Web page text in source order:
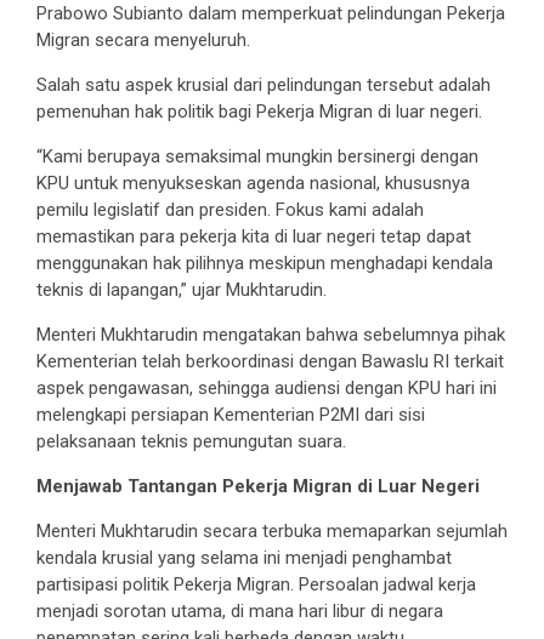
Prabowo Subianto dalam memperkuat pelindungan Pekerja
Migran secara menyeluruh.
Salah satu aspek krusial dari pelindungan tersebut adalah
pemenuhan hak politik bagi Pekerja Migran di luar negeri.
“Kami berupaya semaksimal mungkin bersinergi dengan
KPU untuk menyukseskan agenda nasional, khususnya
pemilu legislatif dan presiden. Fokus kami adalah
memastikan para pekerja kita di luar negeri tetap dapat
menggunakan hak pilihnya meskipun menghadapi kendala
teknis di lapangan,” ujar Mukhtarudin.
Menteri Mukhtarudin mengatakan bahwa sebelumnya pihak
Kementerian telah berkoordinasi dengan Bawaslu RI terkait
aspek pengawasan, sehingga audiensi dengan KPU hari ini
melengkapi persiapan Kementerian P2MI dari sisi
pelaksanaan teknis pemungutan suara.
Menjawab Tantangan Pekerja Migran di Luar Negeri
Menteri Mukhtarudin secara terbuka memaparkan sejumlah
kendala krusial yang selama ini menjadi penghambat
partisipasi politik Pekerja Migran. Persoalan jadwal kerja
menjadi sorotan utama, di mana hari libur di negara